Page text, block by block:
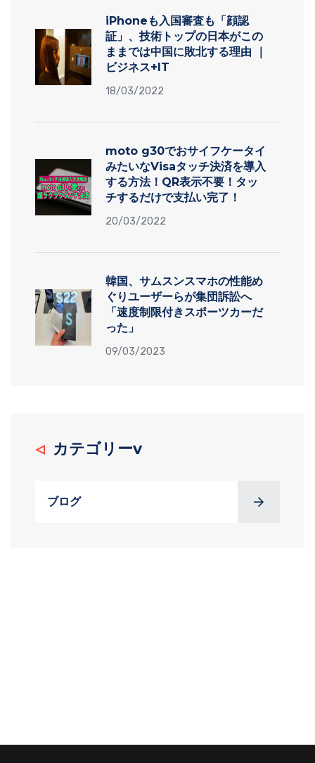
iPhoneも入国審査も「顔認
証」、技術トップの日本がこの
ままでは中国に敗北する理由 ｜
ビジネス+IT
18/03/2022
moto g30でおサイフケータイ
みたいなVisaタッチ決済を導入
する方法！QR表示不要！タッ
チするだけで支払い完了！
20/03/2022
韓国、サムスンスマホの性能め
ぐりユーザーらが集団訴訟へ
「速度制限付きスポーツカーだ
った」
09/03/2023
カテゴリーv
ブログ